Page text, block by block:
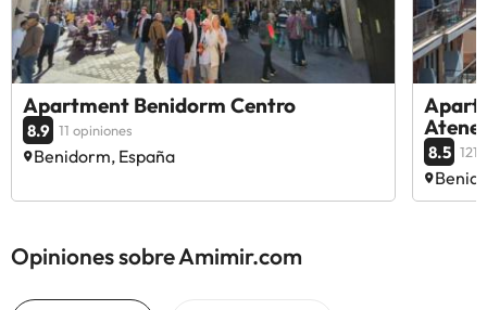
Apartment Benidorm Centro
8.9 11 opiniones
Benidorm, España 8.5
Opiniones sobre Amimir.com